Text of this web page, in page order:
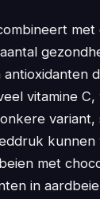
antioxidanten
vitamine
met
in